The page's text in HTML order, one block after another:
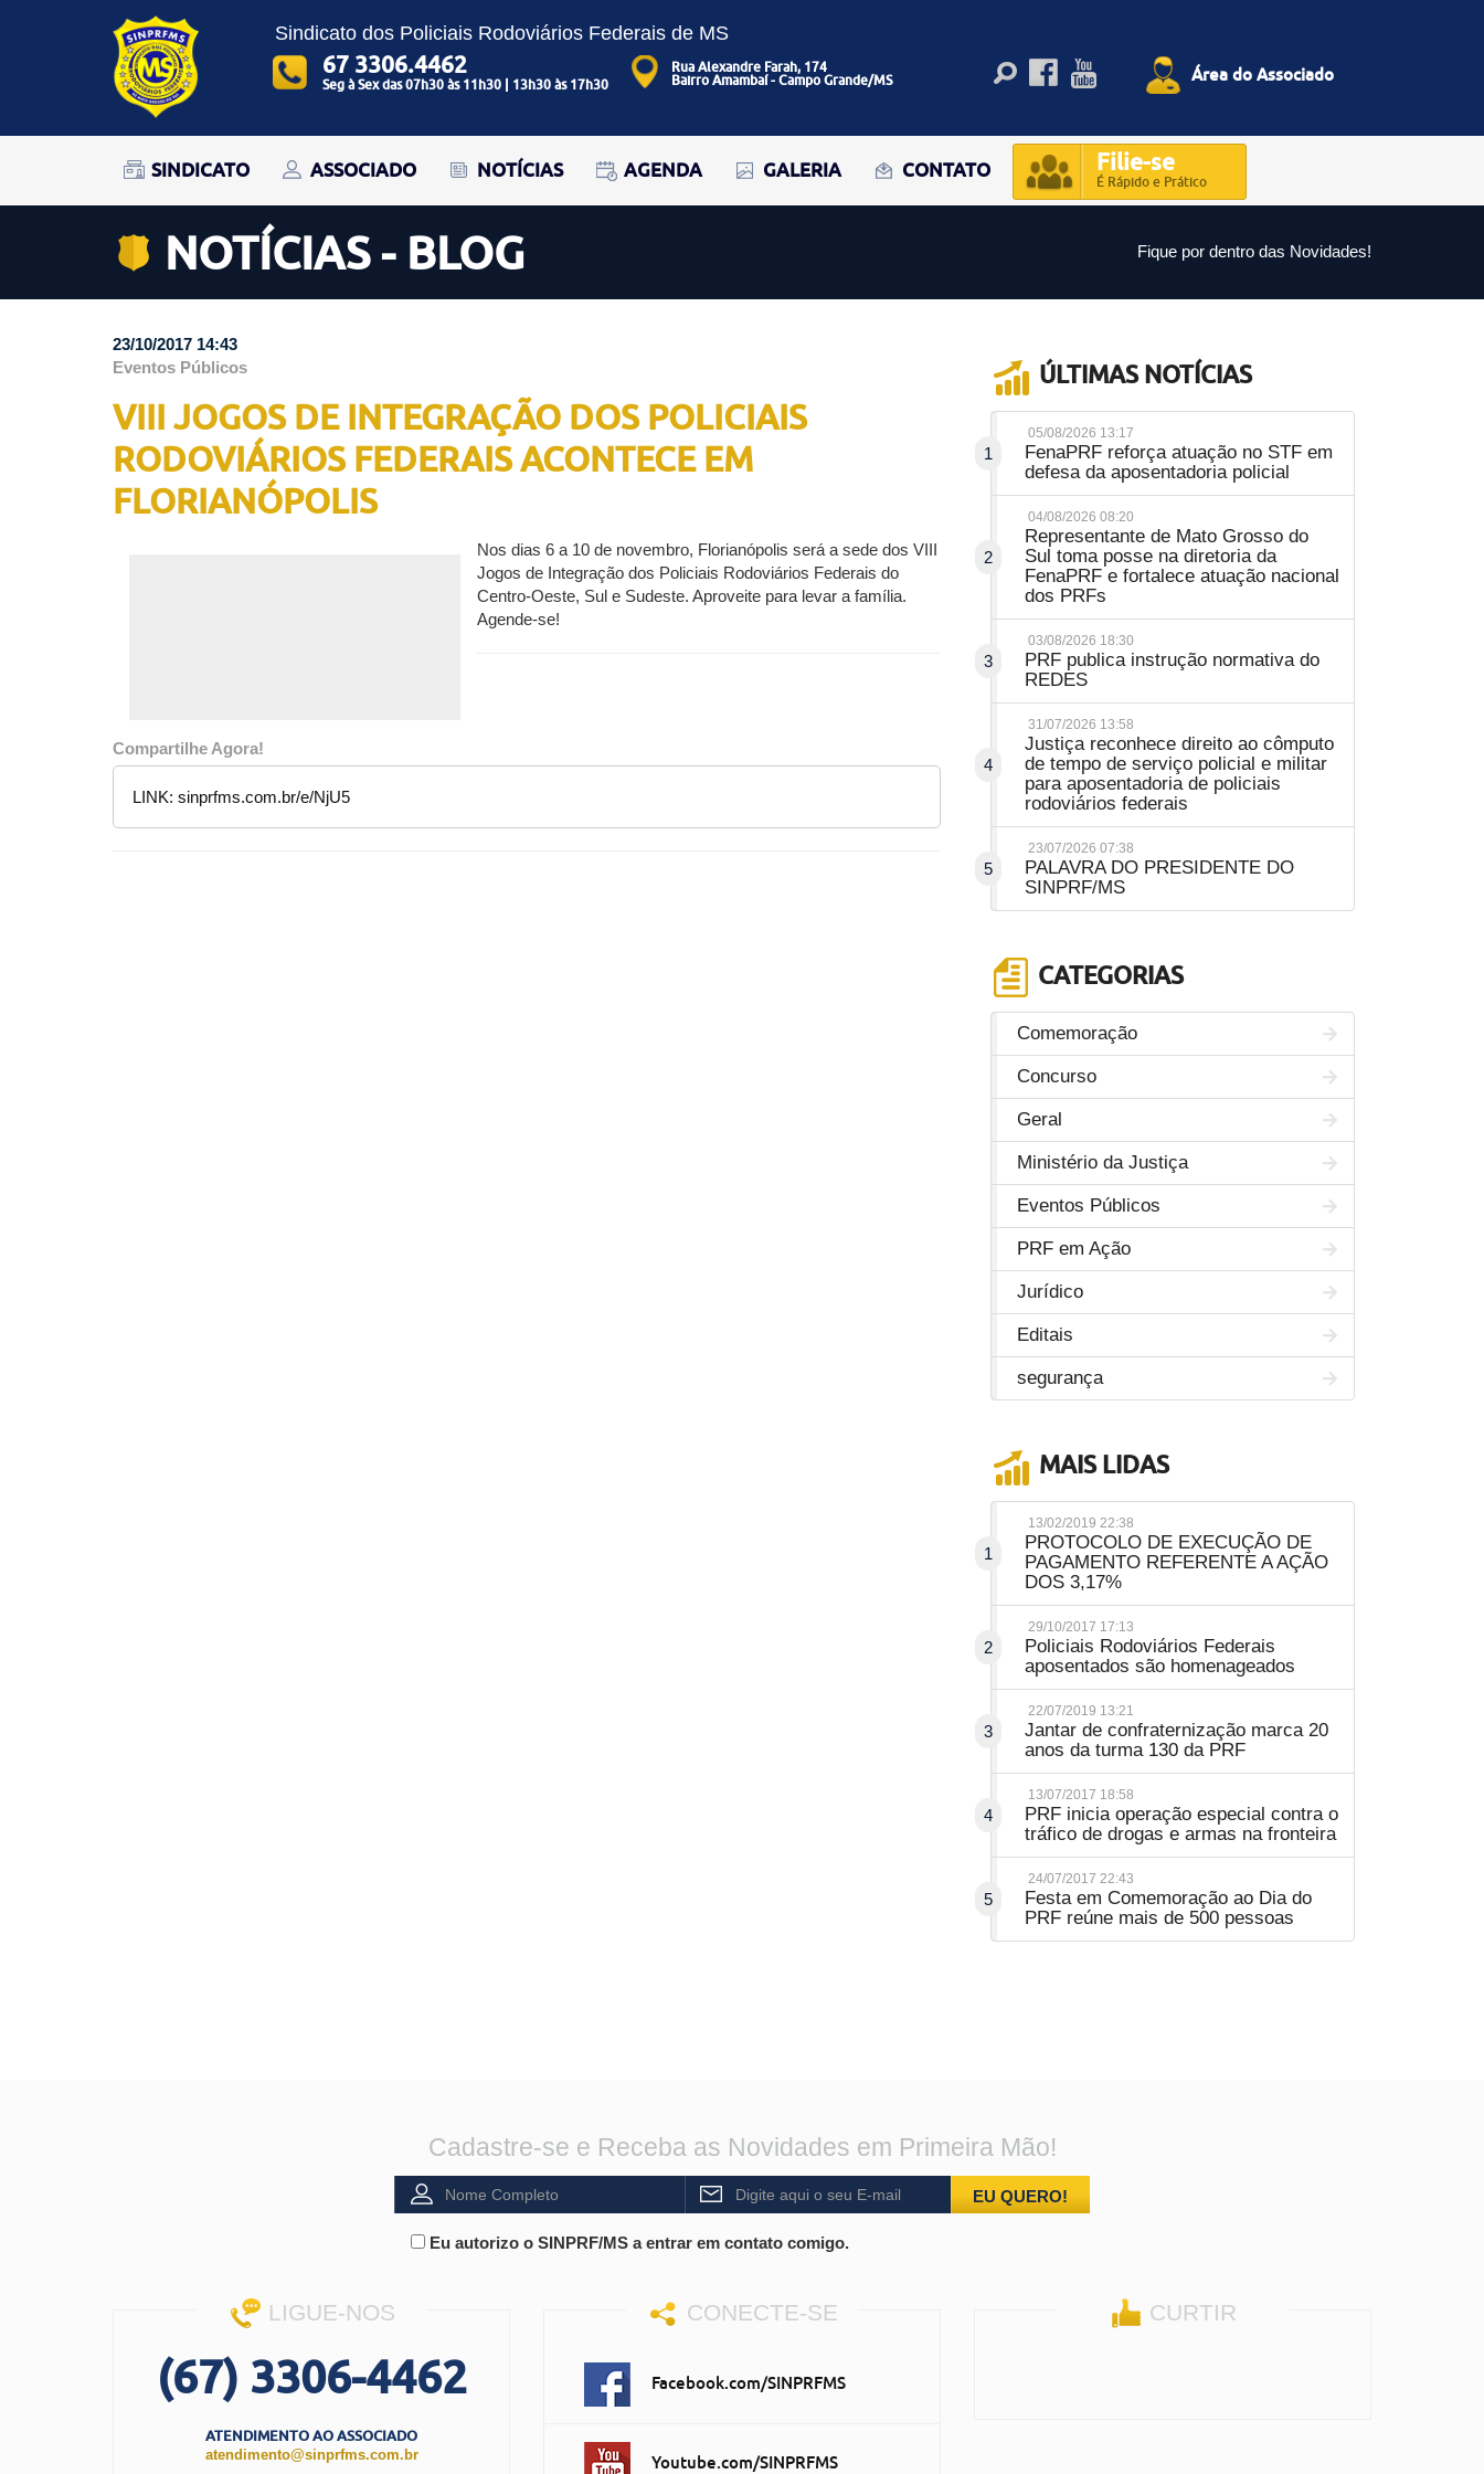
Sindicato dos Policiais Rodoviários Federais de MS
67 3306.4462
Seg à Sex das 07h30 às 11h30 | 13h30 às 17h30
Rua Alexandre Farah, 174
Bairro Amambaí - Campo Grande/MS
Área do Associado
SINDICATO ASSOCIADO NOTÍCIAS AGENDA GALERIA CONTATO Filie-se
É Rápido e Prático
NOTÍCIAS - BLOG Fique por dentro das Novidades!
23/10/2017 14:43
Eventos Públicos
VIII JOGOS DE INTEGRAÇÃO DOS POLICIAIS
RODOVIÁRIOS FEDERAIS ACONTECE EM
FLORIANÓPOLIS
Nos dias 6 a 10 de novembro, Florianópolis será a sede dos VIII
Jogos de Integração dos Policiais Rodoviários Federais do
Centro-Oeste, Sul e Sudeste. Aproveite para levar a família.
Agende-se!
Compartilhe Agora!
LINK: sinprfms.com.br/e/NjU5
ÚLTIMAS NOTÍCIAS
1
05/08/2026 13:17
FenaPRF reforça atuação no STF em
defesa da aposentadoria policial
2
04/08/2026 08:20
Representante de Mato Grosso do
Sul toma posse na diretoria da
FenaPRF e fortalece atuação nacional
dos PRFs
3
03/08/2026 18:30
PRF publica instrução normativa do
REDES
4
31/07/2026 13:58
Justiça reconhece direito ao cômputo
de tempo de serviço policial e militar
para aposentadoria de policiais
rodoviários federais
5
23/07/2026 07:38
PALAVRA DO PRESIDENTE DO
SINPRF/MS
CATEGORIAS
Comemoração
Concurso
Geral
Ministério da Justiça
Eventos Públicos
PRF em Ação
Jurídico
Editais
segurança
MAIS LIDAS
1
13/02/2019 22:38
PROTOCOLO DE EXECUÇÃO DE
PAGAMENTO REFERENTE A AÇÃO
DOS 3,17%
2
29/10/2017 17:13
Policiais Rodoviários Federais
aposentados são homenageados
3
22/07/2019 13:21
Jantar de confraternização marca 20
anos da turma 130 da PRF
4
13/07/2017 18:58
PRF inicia operação especial contra o
tráfico de drogas e armas na fronteira
5
24/07/2017 22:43
Festa em Comemoração ao Dia do
PRF reúne mais de 500 pessoas
Cadastre-se e Receba as Novidades em Primeira Mão!
EU QUERO!
Eu autorizo o SINPRF/MS a entrar em contato comigo.
LIGUE-NOS
(67) 3306-4462
ATENDIMENTO AO ASSOCIADO
atendimento@sinprfms.com.br
CONECTE-SE
Facebook.com/SINPRFMS
Youtube.com/SINPRFMS
CURTIR